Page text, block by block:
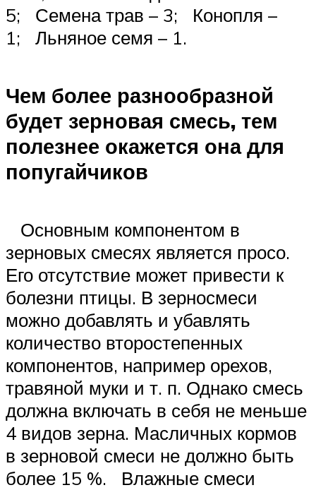
5; Семена трав – 3; Конопля –
1; Льняное семя – 1.
Чем более разнообразной
будет зерновая смесь, тем
полезнее окажется она для
попугайчиков
Основным компонентом в
зерновых смесях является просо.
Его отсутствие может привести к
болезни птицы. В зерносмеси
можно добавлять и убавлять
количество второстепенных
компонентов, например орехов,
травяной муки и т. п. Однако смесь
должна включать в себя не меньше
4 видов зерна. Масличных кормов
в зерновой смеси не должно быть
более 15 %. Влажные смеси